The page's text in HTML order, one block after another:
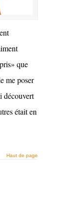
que
me poser
découvert
était en
Haut de page